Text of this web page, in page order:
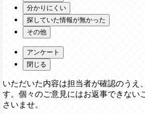
分かりにくい
探していた情報が無かった
その他
アンケート
閉じる
いただいた内容は担当者が確認のうえ
す。個々のご意見にはお返事できない
さいませ。